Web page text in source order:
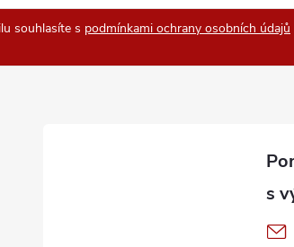
souhlasíte s podmínkami ochrany osobních údajů